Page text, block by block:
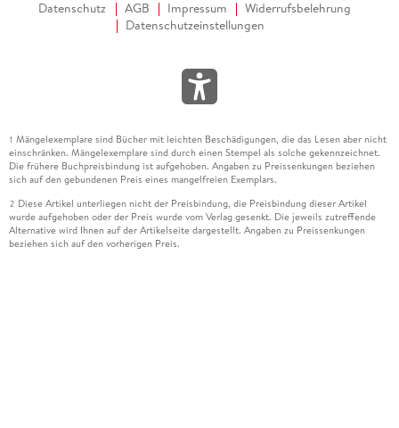
Datenschutz AGB Impressum
Widerrufsbelehrung
Datenschutzeinstellungen
1 Mängelexemplare sind Bücher mit leichten Beschädigungen, die das Lesen aber nicht
einschränken. Mängelexemplare sind durch einen Stempel als solche gekennzeichnet.
Die frühere Buchpreisbindung ist aufgehoben. Angaben zu Preissenkungen beziehen
sich auf den gebundenen Preis eines mangelfreien Exemplars.
2 Diese Artikel unterliegen nicht der Preisbindung, die Preisbindung dieser Artikel
wurde aufgehoben oder der Preis wurde vom Verlag gesenkt. Die jeweils zutreffende
Alternative wird Ihnen auf der Artikelseite dargestellt. Angaben zu Preissenkungen
beziehen sich auf den vorherigen Preis.